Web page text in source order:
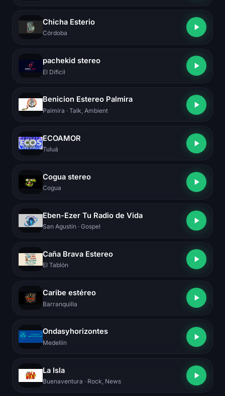
Chicha Esterio
Córdoba
pachekid stereo
El Difícil
Benicion Estereo Palmira
Palmira · Talk, Ambient
ECOAMOR
Tuluá
Cogua stereo
Cogua
Eben-Ezer Tu Radio de Vida
San Agustín · Gospel
Caña Brava Estereo
El Tablón
Caribe estéreo
Barranquilla
Ondasyhorizontes
Medellín
La Isla
Buenaventura · Rock, News